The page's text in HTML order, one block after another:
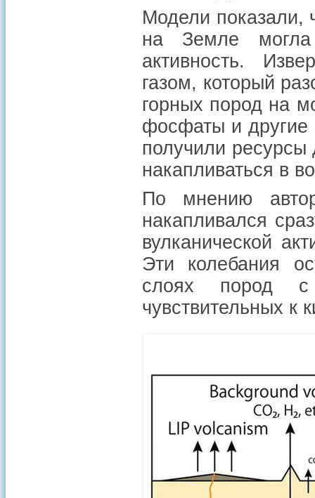
Модели показали,
на Земле могла
активность.
газом, который
горных пород на
фосфаты и другие
получили ресурсы
накапливаться в
По мнению
накапливался
вулканической
Эти колебания
слоях пород с
чувствительных к